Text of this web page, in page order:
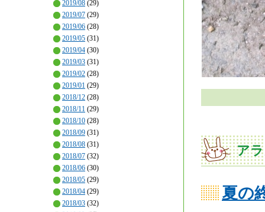
2019/08 (29)
2019/07 (29)
2019/06 (28)
2019/05 (31)
2019/04 (30)
2019/03 (31)
2019/02 (28)
2019/01 (29)
2018/12 (28)
2018/11 (29)
2018/10 (28)
2018/09 (31)
2018/08 (31)
2018/07 (32)
2018/06 (30)
2018/05 (29)
2018/04 (29)
2018/03 (32)
ア
夏の